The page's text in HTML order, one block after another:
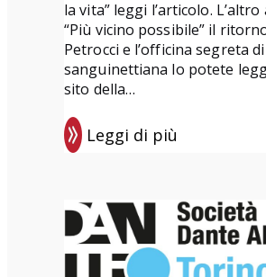
e
t
t
a
D
e
la vita” leggi l’articolo.
“Più vicino possibile” il
Petrocci e l’officina segreta
sanguinettiana lo potete
sito della…
Leggi di più
: